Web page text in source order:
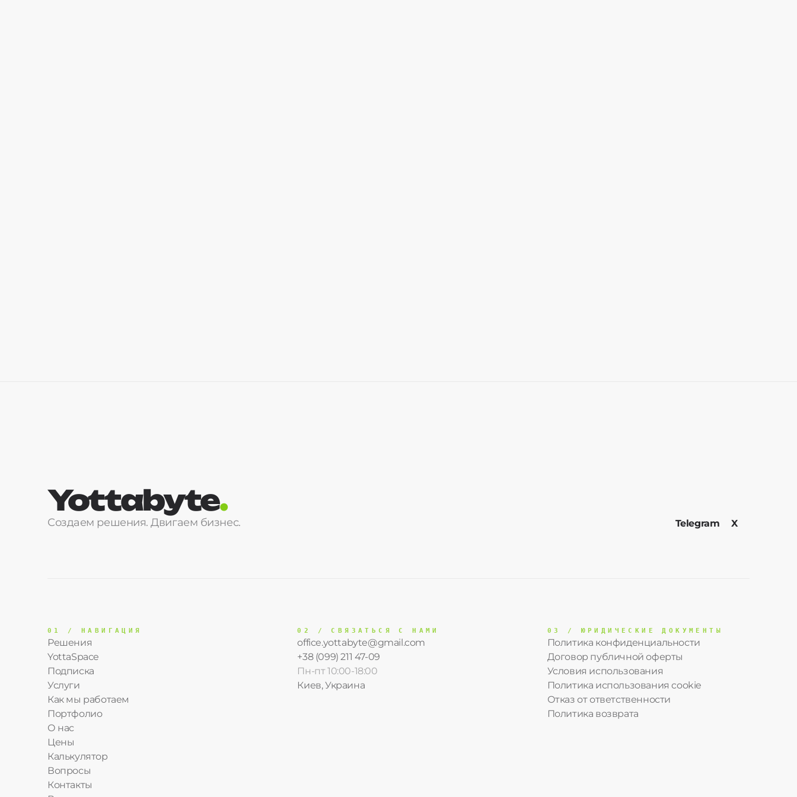
Yottabyte.
Создаем решения. Двигаем бизнес. Telegram X
01 / НАВИГАЦИЯ
Решения
YottaSpace
Подписка
Услуги
Как мы работаем
Портфолио
О нас
Цены
Калькулятор
Вопросы
Контакты
02 / СВЯЗАТЬСЯ С НАМИ
office.yottabyte@gmail.com
+38 (099) 211 47-09
Пн-пт 10:00-18:00
Киев, Украина
03 / ЮРИДИЧЕСКИЕ ДОКУМЕНТЫ
Политика конфиденциальности
Договор публичной оферты
Условия использования
Политика использования cookie
Отказ от ответственности
Политика возврата